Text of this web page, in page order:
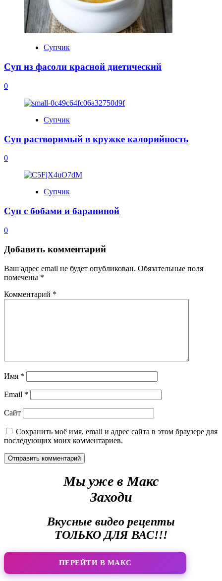
Супчик
Суп из фасоли красной диетический
0
Супчик
Суп растворимый в кружке калорийность
0
Супчик
Суп с бобами и бараниной
0
Добавить комментарий
Ваш адрес email не будет опубликован. Обязательные поля
помечены *
Комментарий *
Имя *
Email *
Сайт
Сохранить моё имя, email и адрес сайта в этом браузере для
последующих моих комментариев.
Мы уже в Макс
Заходи
Вкусные видео рецепты
ТОЛЬКО ДЛЯ ВАС!!!
ПЕРЕЙТИ В МАКС